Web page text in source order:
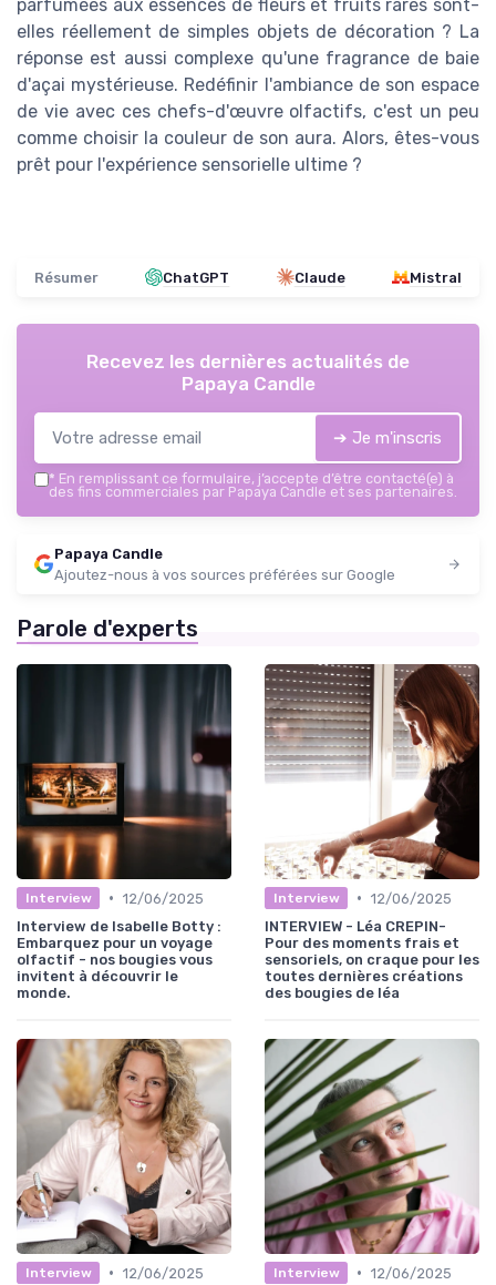
parfumées aux essences de fleurs et fruits rares sont-
elles réellement de simples objets de décoration ? La
réponse est aussi complexe qu'une fragrance de baie
d'açai mystérieuse. Redéfinir l'ambiance de son espace
de vie avec ces chefs-d'œuvre olfactifs, c'est un peu
comme choisir la couleur de son aura. Alors, êtes-vous
prêt pour l'expérience sensorielle ultime ?
Résumer ChatGPT Claude Mistral
Recevez les dernières actualités de
Papaya Candle
➔ Je m'inscris
* En remplissant ce formulaire, j’accepte d’être contacté(e) à
des fins commerciales par Papaya Candle et ses partenaires.
Papaya Candle
Ajoutez-nous à vos sources préférées sur Google
Parole d'experts
Interview • 12/06/2025
Interview de Isabelle Botty :
Embarquez pour un voyage
olfactif - nos bougies vous
invitent à découvrir le
monde.
Interview • 12/06/2025
INTERVIEW - Léa CREPIN-
Pour des moments frais et
sensoriels, on craque pour les
toutes dernières créations
des bougies de léa
Interview • 12/06/2025
Interview • 12/06/2025